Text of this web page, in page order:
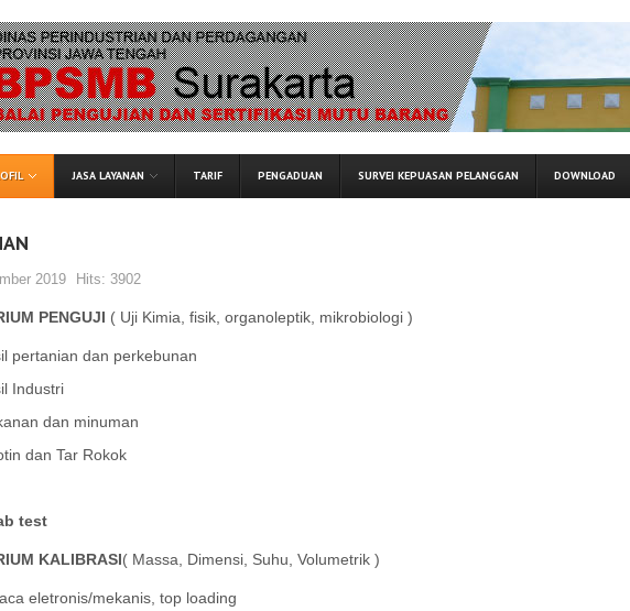
JASA LAYANAN TARIF PENGADUAN SURVEI KEPUASAN PELANGGAN DOWNLOAD
2019 Hits: 3902
PENGUJI ( Uji Kimia, fisik, organoleptik, mikrobiologi )
pertanian dan perkebunan
Industri
dan minuman
dan Tar Rokok
test
KALIBRASI( Massa, Dimensi, Suhu, Volumetrik )
eletronis/mekanis, top loading